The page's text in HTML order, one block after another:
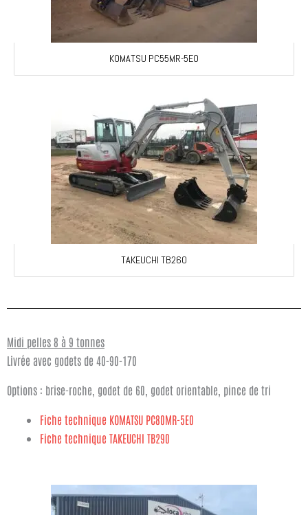
KOMATSU PC55MR-5E0
TAKEUCHI TB260
Midi pelles 8 à 9 tonnes
Livrée avec godets de 40-90-170
Options : brise-roche, godet de 60, godet orientable, pince de tri
Fiche technique KOMATSU PC80MR-5E0
Fiche technique TAKEUCHI TB290